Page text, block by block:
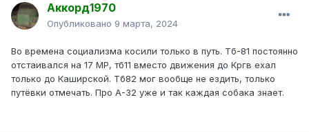
Аккорд1970
Опубликовано 9 марта, 2024
Во времена социализма косили только в путь. Тб-81 постоянно
отстаивался на 17 МР, тб11 вместо движения до Кргв ехал
только до Каширской. Тб82 мог вообще не ездить, только
путёвки отмечать. Про А-32 уже и так каждая собака знает.